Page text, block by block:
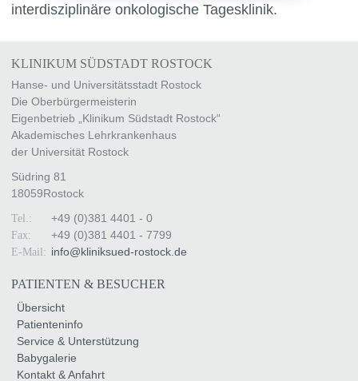
interdisziplinäre onkologische Tagesklinik.
KLINIKUM SÜDSTADT ROSTOCK
Hanse- und Universitätsstadt Rostock
Die Oberbürgermeisterin
Eigenbetrieb „Klinikum Südstadt Rostock“
Akademisches Lehrkrankenhaus
der Universität Rostock
Südring 81
18059Rostock
Tel.: +49 (0)381 4401 - 0
Fax: +49 (0)381 4401 - 7799
E-Mail: info@kliniksued-rostock de
PATIENTEN & BESUCHER
Übersicht
Patienteninfo
Service & Unterstützung
Babygalerie
Kontakt & Anfahrt